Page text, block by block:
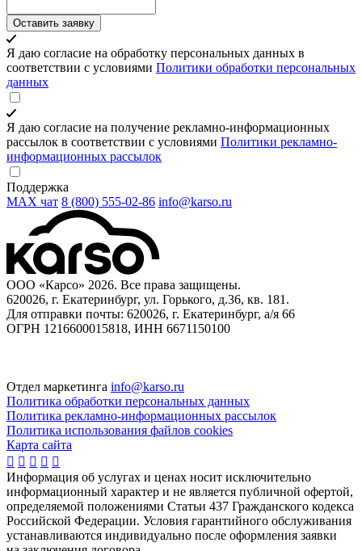
Оставить заявку
Я даю согласие на обработку персональных данных в
соответствии с условиями Политики обработки персональных
данных
Я даю согласие на получение рекламно-информационных
рассылок в соответствии с условиями Политики рекламно-
информационных рассылок
Поддержка
MAX чат 8 (800) 555‑02‑86 info@karso.ru
ООО «Карсо» 2026. Все права защищены.
620026, г. Екатеринбург, ул. Горького, д.36, кв. 181.
Для отправки почты: 620026, г. Екатеринбург, а/я 66
ОГРН 1216600015818, ИНН 6671150100
Отдел маркетинга info@karso.ru
Политика обработки персональных данных
Политика рекламно-информационных рассылок
Политика использования файлов cookies
Карта сайта
    
Информация об услугах и ценах носит исключительно
информационный характер и не является публичной офертой,
определяемой положениями Статьи 437 Гражданского кодекса
Российской Федерации. Условия гарантийного обслуживания
устанавливаются индивидуально после оформления заявки